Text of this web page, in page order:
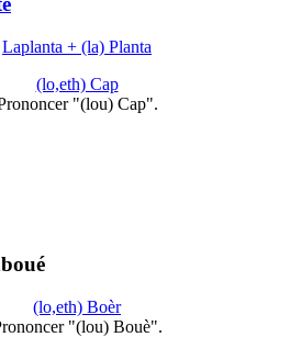
Laplanta + (la) Planta
(lo,eth) Cap
"(lou) Cap".
(lo,eth) Boèr
"(lou) Bouè".